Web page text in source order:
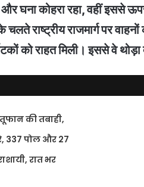
और घना कोहरा रहा, वहीं इससे
राष्ट्रीय राजमार्ग पर
को राहत मिली। इससे वे
की तबाही,
337 पोल और 27
रात भर